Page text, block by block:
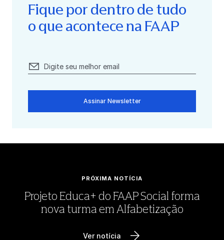
Fique por dentro de tudo
o que acontece na FAAP
Assinar Newsletter
PRÓXIMA NOTÍCIA
Projeto Educa+ do FAAP Social forma
nova turma em Alfabetização
Ver notícia